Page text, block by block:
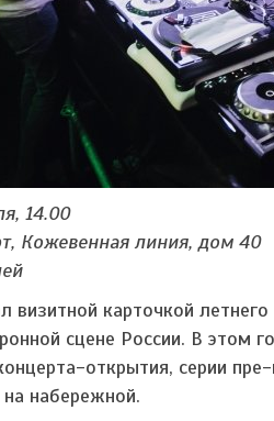
14.00
Кожевенная линия, дом 40
визитной карточкой
сцене России. В этом
открытия, серии
набережной.